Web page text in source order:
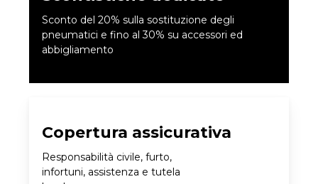
Sconto del 20% sulla sostituzione degli
pneumatici e fino al 30% su accessori ed
abbigliamento
Copertura assicurativa
Responsabilità civile, furto,
infortuni, assistenza e tutela